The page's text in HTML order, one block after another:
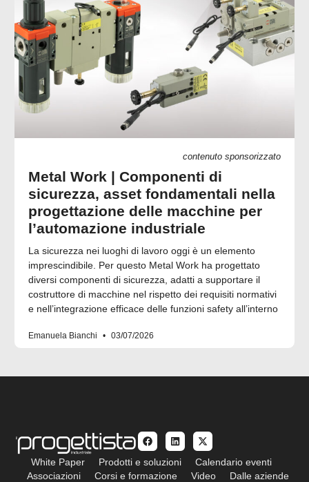
contenuto sponsorizzato
Metal Work | Componenti di
sicurezza, asset fondamentali nella
progettazione delle macchine per
l’automazione industriale
La sicurezza nei luoghi di lavoro oggi è un elemento
imprescindibile. Per questo Metal Work ha progettato
diversi componenti di sicurezza, adatti a supportare il
costruttore di macchine nel rispetto dei requisiti normativi
e nell’integrazione efficace delle funzioni safety all’interno
Emanuela Bianchi 03/07/2026
White Paper Prodotti e soluzioni
Calendario eventi
Associazioni
Corsi e formazione Video Dalle aziende